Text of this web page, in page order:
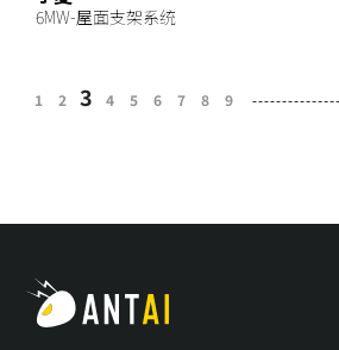
6MW-屋面支架系统
1 2 3 4 5 6 7 8 9